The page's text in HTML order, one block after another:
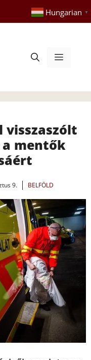
Hungarian ▼
Menü
visszaszólt
a mentők
9. BELFÖLD